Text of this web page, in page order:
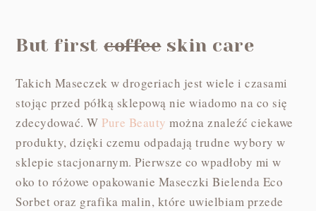
But firstcoffeeskin care
Takich Maseczek w drogeriach jest wiele i czasami
stojąc przed półką sklepową nie wiadomo na co się
zdecydować. W Pure Beauty można znaleźć ciekawe
produkty, dzięki czemu odpadają trudne wybory w
sklepie stacjonarnym. Pierwsze co wpadłoby mi w
oko to różowe opakowanie Maseczki Bielenda Eco
Sorbet oraz grafika malin, które uwielbiam przede